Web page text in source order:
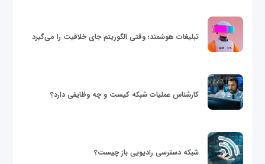
تبلیغات هوشمند؛ وقتی الگوریتم جای خلاقیت را می‌گیرد
کارشناس عملیات شبکه کیست و چه وظایفی دارد؟
شبکه دسترسی رادیویی باز چیست؟